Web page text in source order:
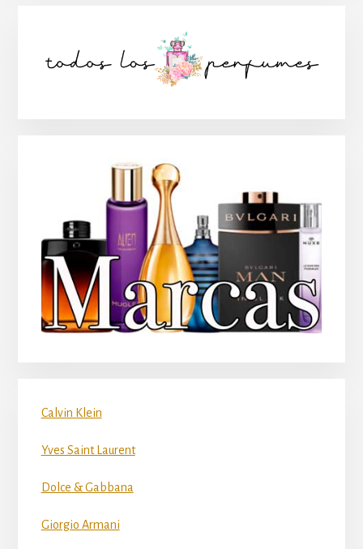
lateral
Calvin Klein
Yves Saint Laurent
Dolce & Gabbana
Giorgio Armani